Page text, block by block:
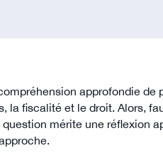
approfondie de
la fiscalité et le droit. Alors,
mérite une réflexion